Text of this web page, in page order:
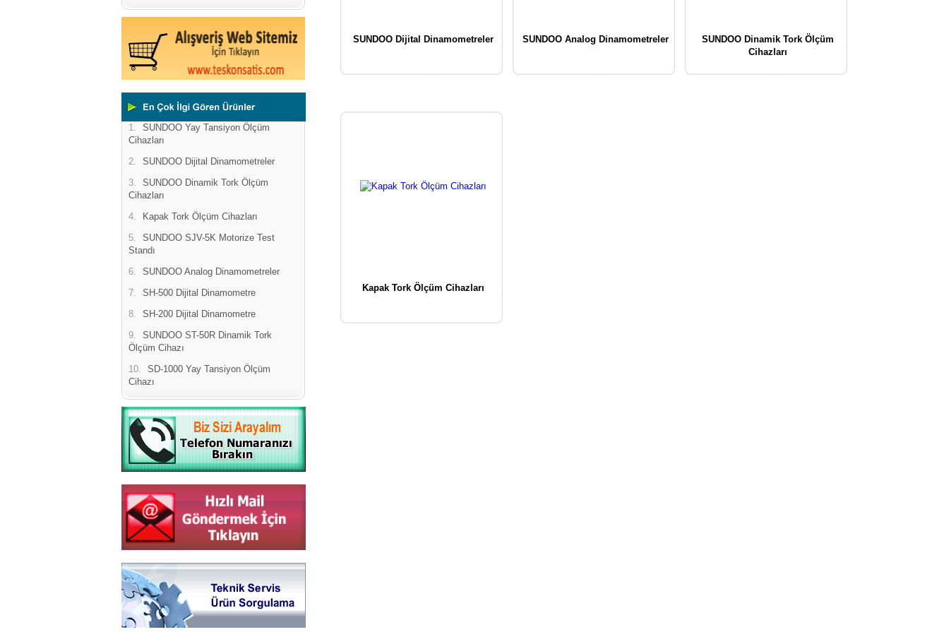
1.
SUNDOO Yay Tansiyon Ölçüm
Cihazları
2.
SUNDOO Dijital Dinamometreler
3.
SUNDOO Dinamik Tork Ölçüm
Cihazları
4.
Kapak Tork Ölçüm Cihazları
5.
SUNDOO SJV-5K Motorize Test
Standı
6.
SUNDOO Analog Dinamometreler
7.
SH-500 Dijital Dinamometre
8.
SH-200 Dijital Dinamometre
9.
SUNDOO ST-50R Dinamik Tork
Ölçüm Cihazı
10.
SD-1000 Yay Tansiyon Ölçüm
Cihazı
Yeni Binamıza TAŞINDIK
SUNDOO Dijital Dinamometreler SUNDOO Analog Dinamometreler
SUNDOO Dinamik Tork Ölçüm
Cihazları
Kapak Tork Ölçüm Cihazları